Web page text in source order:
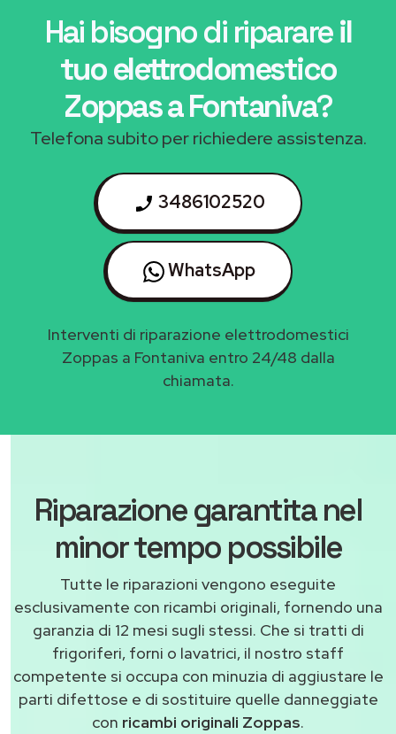
Hai bisogno di riparareil
tuo elettrodomestico
Zoppas a Fontaniva?
Telefona subito per richiedere assistenza.
3486102520
WhatsApp
Interventi di riparazione elettrodomestici
Zoppas a Fontaniva entro 24/48 dalla
chiamata.
Riparazione garantita nel
minor tempo possibile
Tutte le riparazioni vengono eseguite
esclusivamente con ricambi originali, fornendo una
garanzia di 12 mesi sugli stessi. Che si tratti di
frigoriferi, forni o lavatrici, il nostro staff
competente si occupa con minuzia di aggiustare le
parti difettose e di sostituire quelle danneggiate
con ricambi originali Zoppas.